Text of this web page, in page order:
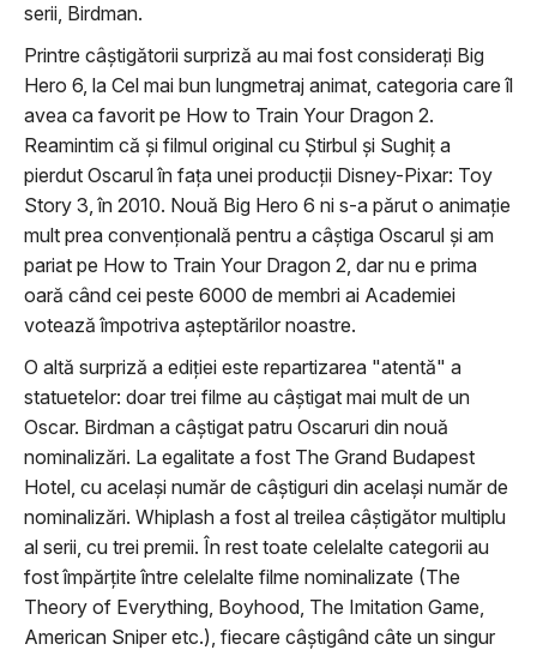
serii, Birdman.
Printre câştigătorii surpriză au mai fost consideraţi Big
Hero 6, la Cel mai bun lungmetraj animat, categoria care îl
avea ca favorit pe How to Train Your Dragon 2.
Reamintim că şi filmul original cu Ştirbul şi Sughiţ a
pierdut Oscarul în faţa unei producţii Disney-Pixar: Toy
Story 3, în 2010. Nouă Big Hero 6 ni s-a părut o animaţie
mult prea convenţională pentru a câştiga Oscarul şi am
pariat pe How to Train Your Dragon 2, dar nu e prima
oară când cei peste 6000 de membri ai Academiei
votează împotriva aşteptărilor noastre.
O altă surpriză a ediţiei este repartizarea "atentă" a
statuetelor: doar trei filme au câştigat mai mult de un
Oscar. Birdman a câştigat patru Oscaruri din nouă
nominalizări. La egalitate a fost The Grand Budapest
Hotel, cu acelaşi număr de câştiguri din acelaşi număr de
nominalizări. Whiplash a fost al treilea câştigător multiplu
al serii, cu trei premii. În rest toate celelalte categorii au
fost împărţite între celelalte filme nominalizate (The
Theory of Everything, Boyhood, The Imitation Game,
American Sniper etc.), fiecare câştigând câte un singur